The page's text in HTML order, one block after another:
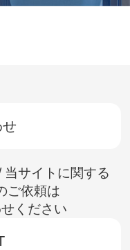
サイトに関する
ご依頼は
ください